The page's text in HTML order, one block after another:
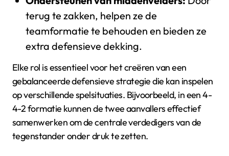
terug te zakken, helpen ze de
teamformatie te behouden en bieden ze
extra defensieve dekking.
Elke rol is essentieel voor het creëren van een
gebalanceerde defensieve strategie die kan inspelen
op verschillende spelsituaties. Bijvoorbeeld, in een 4-
4-2 formatie kunnen de twee aanvallers effectief
samenwerken om de centrale verdedigers van de
tegenstander onder druk te zetten.